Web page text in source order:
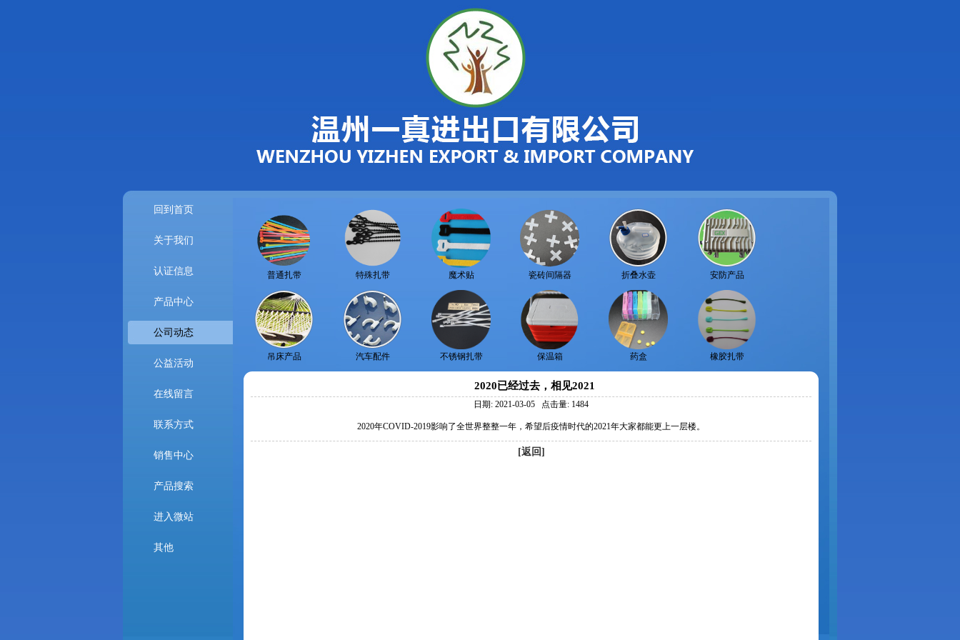
回到首页
关于我们
认证信息
产品中心
公司动态
公益活动
在线留言
联系方式
销售中心
产品搜索
进入微站
其他
普通扎带 特殊扎带 魔术贴 瓷砖间隔器 折叠水壶 安防产品
吊床产品 汽车配件 不锈钢扎带 保温箱 药盒 橡胶扎带
2020已经过去，相见2021
日期: 2021-03-05 点击量: 1484
2020年COVID-2019影响了全世界整整一年，希望后疫情时代的2021年大家都能更上一层楼。
[返回]